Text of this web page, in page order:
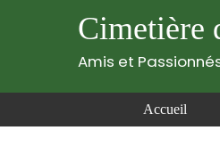
Cimetière
Amis et
Accueil